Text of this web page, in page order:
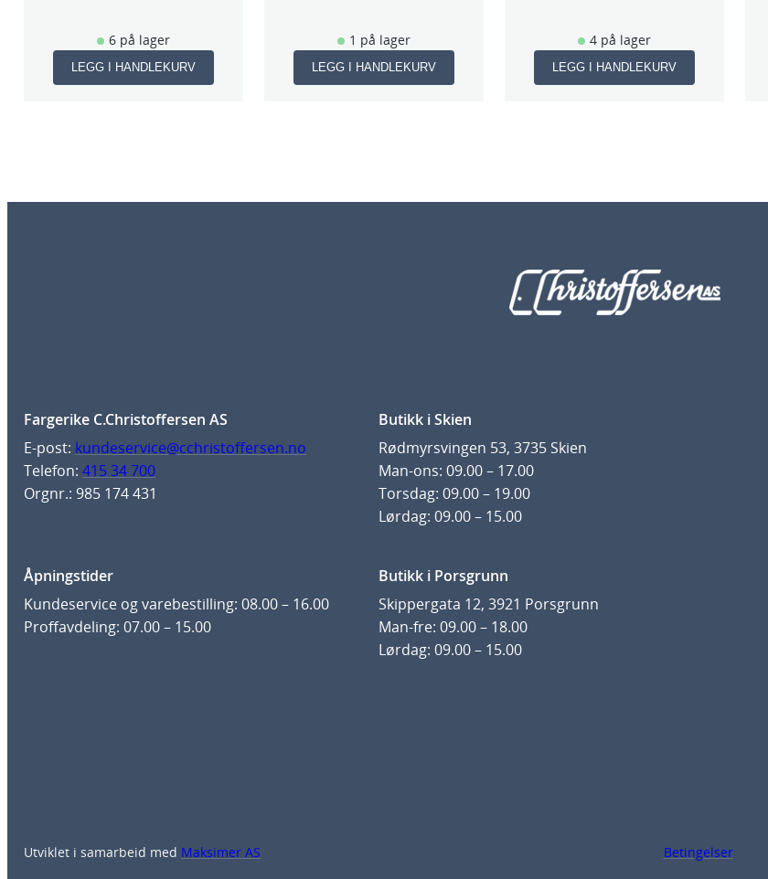
6 på lager
LEGG I HANDLEKURV
1 på lager
LEGG I HANDLEKURV
4 på lager
LEGG I HANDLEKURV
Fargerike C.Christoffersen AS
E-post: kundeservice@cchristoffersen.no
Telefon: 415 34 700
Orgnr.: 985 174 431
Butikk i Skien
Rødmyrsvingen 53, 3735 Skien
Man-ons: 09.00 – 17.00
Torsdag: 09.00 – 19.00
Lørdag: 09.00 – 15.00
Åpningstider
Kundeservice og varebestilling: 08.00 – 16.00
Proffavdeling: 07.00 – 15.00
Butikk i Porsgrunn
Skippergata 12, 3921 Porsgrunn
Man-fre: 09.00 – 18.00
Lørdag: 09.00 – 15.00
Utviklet i samarbeid med Maksimer AS Betingelser